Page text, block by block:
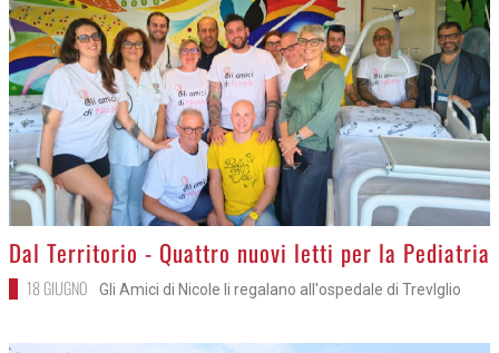
>
Dal Territorio - Quattro nuovi letti per la Pediatria
18 GIUGNO Gli Amici di Nicole li regalano all'ospedale di Trevlglio